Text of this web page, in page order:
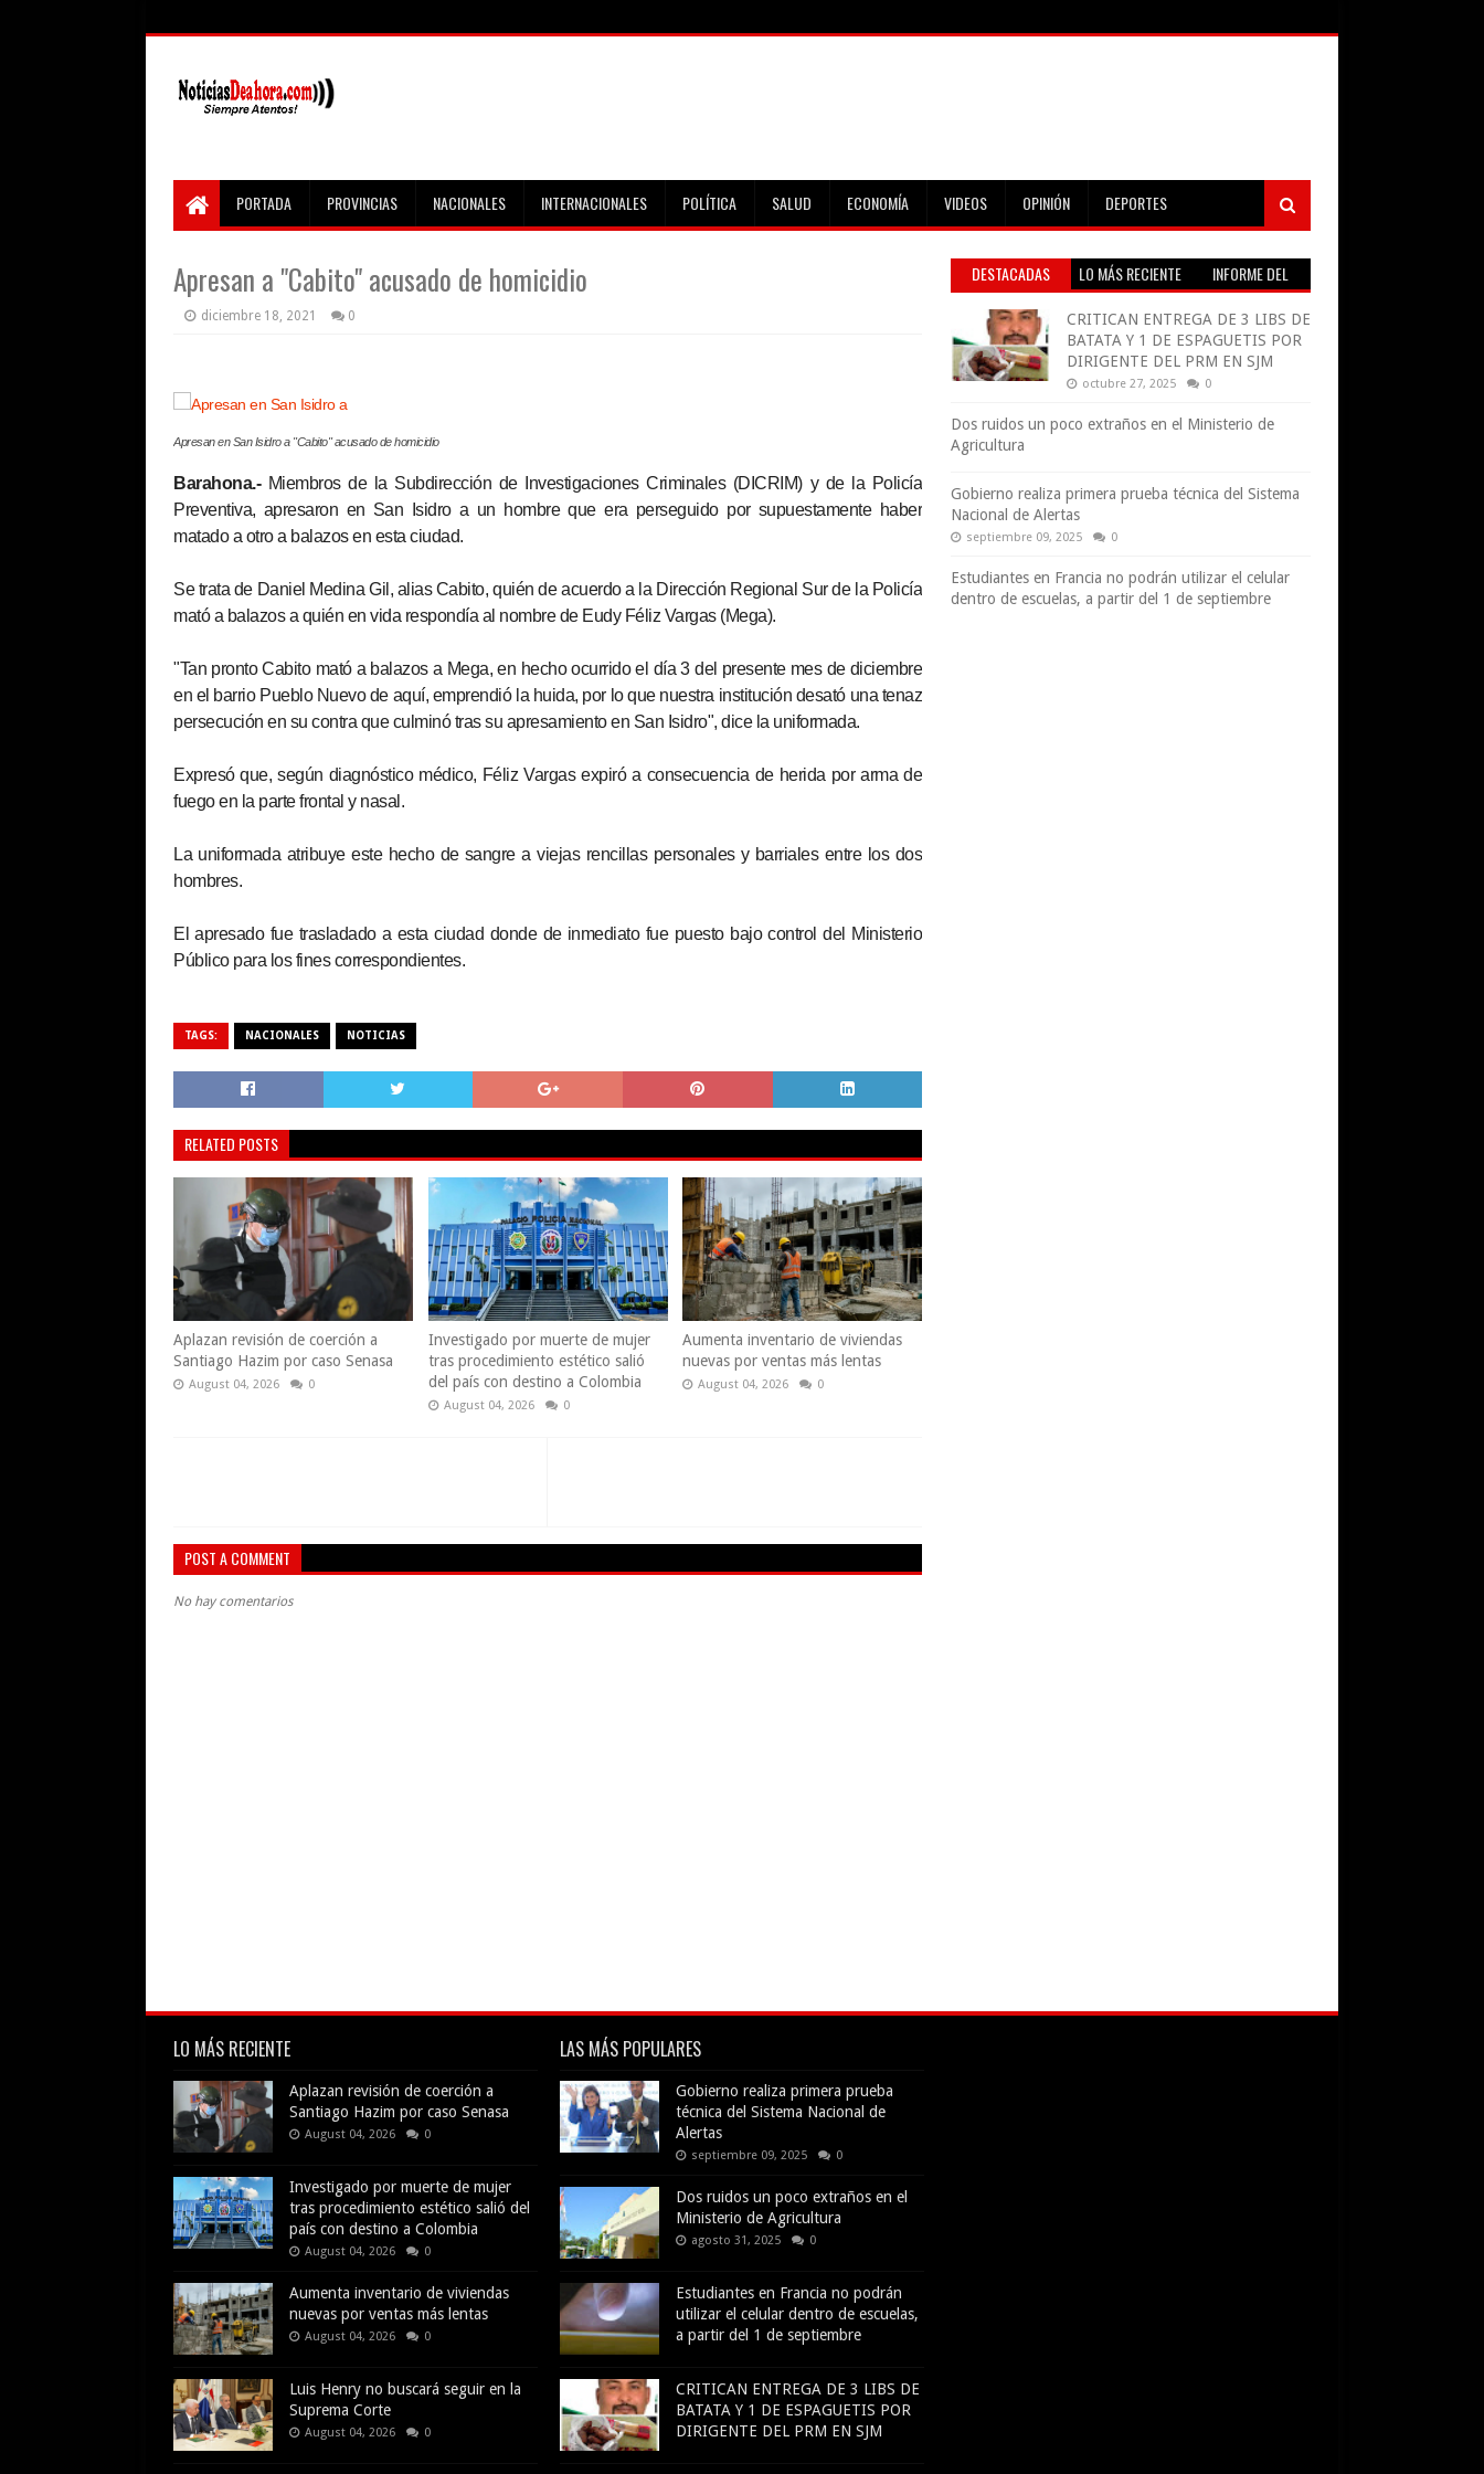
PORTADA PROVINCIAS NACIONALES INTERNACIONALES POLÍTICA SALUD ECONOMÍA VIDEOS OPINIÓN DEPORTES
Apresan a "Cabito" acusado de homicidio
diciembre 18, 2021 0
Apresan en San Isidro a "Cabito" acusado de homicidio
Barahona.-Miembros de la Subdirección de Investigaciones Criminales (DICRIM) y de la Policía
Preventiva, apresaron en San Isidro a un hombre que era perseguido por supuestamente haber
matado a otro a balazos en esta ciudad.
Se trata de Daniel Medina Gil, alias Cabito, quién de acuerdo a la Dirección Regional Sur de la Policía
mató a balazos a quién en vida respondía al nombre de Eudy Féliz Vargas (Mega).
"Tan pronto Cabito mató a balazos a Mega, en hecho ocurrido el día 3 del presente mes de diciembre
en el barrio Pueblo Nuevo de aquí, emprendió la huida, por lo que nuestra institución desató una tenaz
persecución en su contra que culminó tras su apresamiento en San Isidro", dice la uniformada.
Expresó que, según diagnóstico médico, Féliz Vargas expiró a consecuencia de herida por arma de
fuego en la parte frontal y nasal.
La uniformada atribuye este hecho de sangre a viejas rencillas personales y barriales entre los dos
hombres.
El apresado fue trasladado a esta ciudad donde de inmediato fue puesto bajo control del Ministerio
Público para los fines correspondientes.
TAGS: NACIONALES NOTICIAS
RELATED POSTS
Aplazan revisión de coerción a
Santiago Hazim por caso Senasa
August 04, 2026 0
Investigado por muerte de mujer
tras procedimiento estético salió
del país con destino a Colombia
August 04, 2026 0
Aumenta inventario de viviendas
nuevas por ventas más lentas
August 04, 2026 0
POST A COMMENT
No hay comentarios
DESTACADAS LO MÁS RECIENTE
INFORME DEL
CRITICAN ENTREGA DE 3 LIBS DE
BATATA Y 1 DE ESPAGUETIS POR
DIRIGENTE DEL PRM EN SJM
octubre 27, 2025 0
Dos ruidos un poco extraños en el Ministerio de
Agricultura
Gobierno realiza primera prueba técnica del Sistema
Nacional de Alertas
septiembre 09, 2025 0
Estudiantes en Francia no podrán utilizar el celular
dentro de escuelas, a partir del 1 de septiembre
LO MÁS RECIENTE
Aplazan revisión de coerción a
Santiago Hazim por caso Senasa
August 04, 2026 0
Investigado por muerte de mujer
tras procedimiento estético salió del
país con destino a Colombia
August 04, 2026 0
Aumenta inventario de viviendas
nuevas por ventas más lentas
August 04, 2026 0
Luis Henry no buscará seguir en la
Suprema Corte
August 04, 2026 0
LAS MÁS POPULARES
Gobierno realiza primera prueba
técnica del Sistema Nacional de
Alertas
septiembre 09, 2025 0
Dos ruidos un poco extraños en el
Ministerio de Agricultura
agosto 31, 2025 0
Estudiantes en Francia no podrán
utilizar el celular dentro de escuelas,
a partir del 1 de septiembre
CRITICAN ENTREGA DE 3 LIBS DE
BATATA Y 1 DE ESPAGUETIS POR
DIRIGENTE DEL PRM EN SJM